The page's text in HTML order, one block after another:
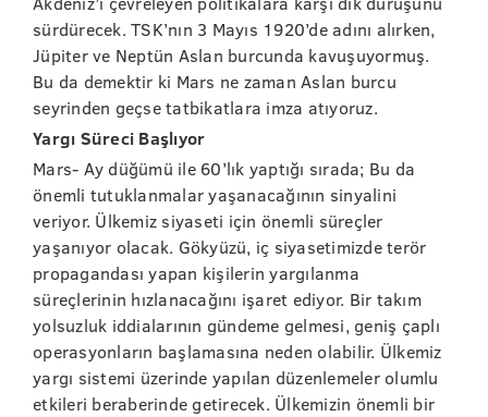
sürdürecek. TSK’nın 3 Mayıs 1920’de adını alırken,
Jüpiter ve Neptün Aslan burcunda kavuşuyormuş.
Bu da demektir ki Mars ne zaman Aslan burcu
seyrinden geçse tatbikatlara imza atıyoruz.
Yargı Süreci Başlıyor
Mars- Ay düğümü ile 60’lık yaptığı sırada; Bu da
önemli tutuklanmalar yaşanacağının sinyalini
veriyor. Ülkemiz siyaseti için önemli süreçler
yaşanıyor olacak. Gökyüzü, iç siyasetimizde terör
propagandası yapan kişilerin yargılanma
süreçlerinin hızlanacağını işaret ediyor. Bir takım
yolsuzluk iddialarının gündeme gelmesi, geniş çaplı
operasyonların başlamasına neden olabilir. Ülkemiz
yargı sistemi üzerinde yapılan düzenlemeler olumlu
etkileri beraberinde getirecek. Ülkemizin önemli bir